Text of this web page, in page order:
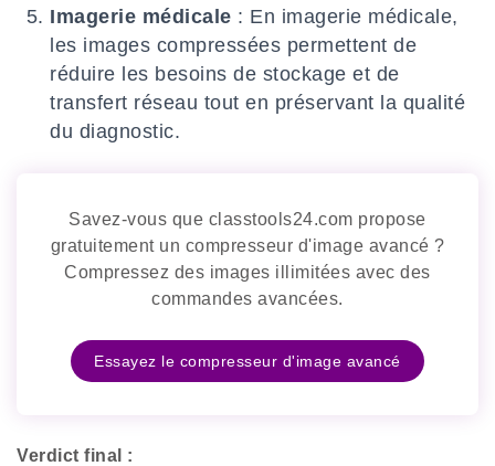
Imagerie médicale : En imagerie médicale,
les images compressées permettent de
réduire les besoins de stockage et de
transfert réseau tout en préservant la qualité
du diagnostic.
Savez-vous que classtools24.com propose
gratuitement un compresseur d'image avancé ?
Compressez des images illimitées avec des
commandes avancées.
Essayez le compresseur d'image avancé
Verdict final :